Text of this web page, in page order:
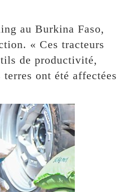
au Burkina Faso,
« Ces tracteurs
de productivité,
ont été affectées